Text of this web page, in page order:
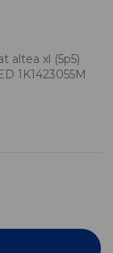
altea xl (5p5)
1K1423055M